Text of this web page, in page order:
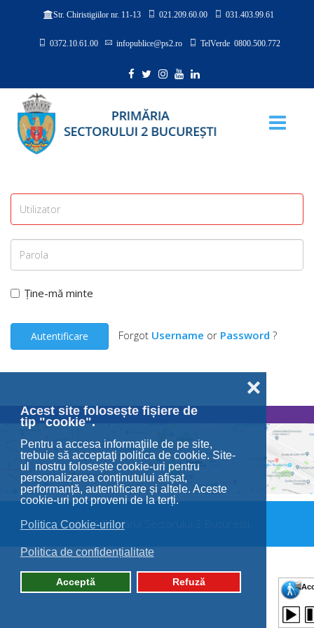
Acest site folosește fișiere de
tip "cookie".
Pentru a accesa informaţiile de pe site,
trebuie să acceptaţi politica de cookie. Site-
ul nostru folosește cookie-uri pentru
personalizarea conținutului afișat,
performanță, autentificare și altele. Aceste
cookie-uri pot proveni de la terți.
Politica Cookie-urilor
Politica de confidențialitate
Acceptă Refuză
❌
Str. Chiristigiilor nr. 11-13 021.209.60.00 031.403.99.61
0372.10.61.00 infopublice@ps2.ro TelVerde 0800.500.772
Ține-mă minte
Autentificare Forgot Username or Password ?
© 2026 Primăria Sectorului 2 București.